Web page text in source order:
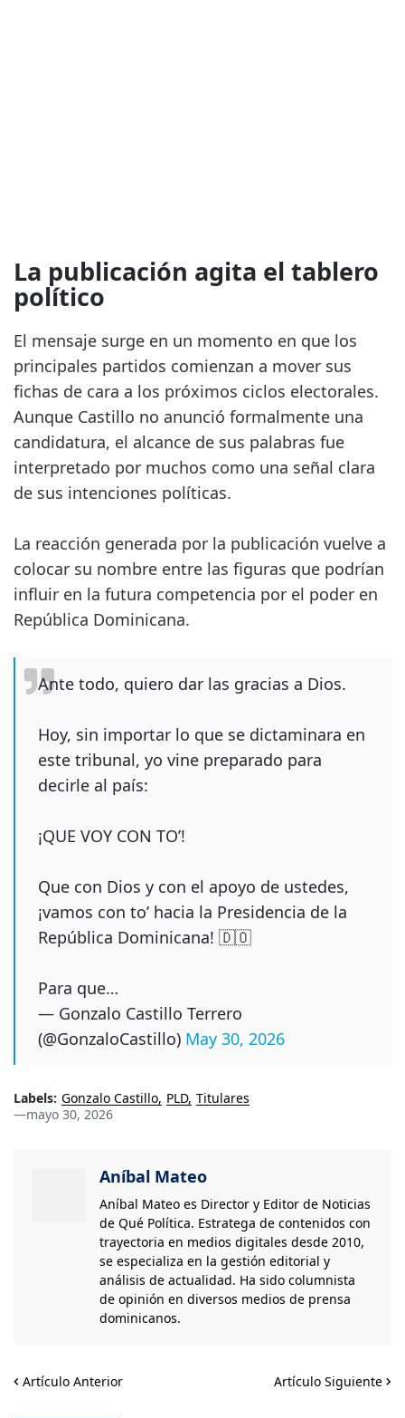
La publicación agita el tablero
político
El mensaje surge en un momento en que los
principales partidos comienzan a mover sus
fichas de cara a los próximos ciclos electorales.
Aunque Castillo no anunció formalmente una
candidatura, el alcance de sus palabras fue
interpretado por muchos como una señal clara
de sus intenciones políticas.
La reacción generada por la publicación vuelve a
colocar su nombre entre las figuras que podrían
influir en la futura competencia por el poder en
República Dominicana.
Ante todo, quiero dar las gracias a Dios.
Hoy, sin importar lo que se dictaminara en
este tribunal, yo vine preparado para
decirle al país:
¡QUE VOY CON TO’!
Que con Dios y con el apoyo de ustedes,
¡vamos con to’ hacia la Presidencia de la
República Dominicana! 🇩🇴
Para que…
— Gonzalo Castillo Terrero
(@GonzaloCastillo) May 30, 2026
Labels: Gonzalo Castillo PLD Titulares
—mayo 30, 2026
Aníbal Mateo
Aníbal Mateo es Director y Editor de Noticias
de Qué Política. Estratega de contenidos con
trayectoria en medios digitales desde 2010,
se especializa en la gestión editorial y
análisis de actualidad. Ha sido columnista
de opinión en diversos medios de prensa
dominicanos.
Artículo Anterior Artículo Siguiente